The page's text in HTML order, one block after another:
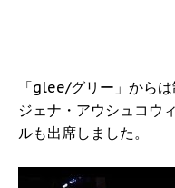
「glee/グリー」から
ジェナ・アウシュコウ
ルも出席しました。